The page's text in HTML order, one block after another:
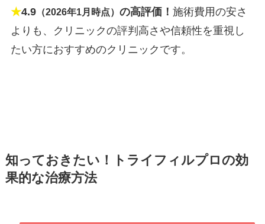
★4.9（2026年1月時点） の高評価！ 施術費用の安さ
よりも、クリニックの評判高さや信頼性を重視し
たい方におすすめのクリニックです。
知っておきたい！トライフィルプロの効
果的な治療方法